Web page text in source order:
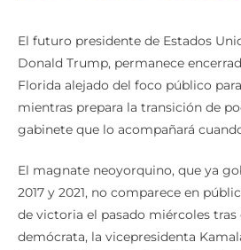
El futuro presidente de Estados
Donald Trump, permanece
Florida alejado del foco público
mientras prepara la transición de
gabinete que lo acompañará
El magnate neoyorquino, que ya
2017 y 2021, no comparece en
de victoria el pasado miércoles
demócrata, la vicepresidenta